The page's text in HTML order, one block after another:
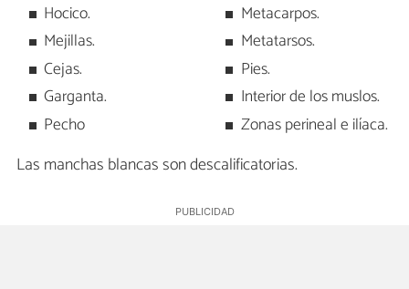
Hocico.
Mejillas.
Cejas.
Garganta.
Pecho
Metacarpos.
Metatarsos.
Pies.
Interior de los muslos.
Zonas perineal e ilíaca.
Las manchas blancas son descalificatorias.